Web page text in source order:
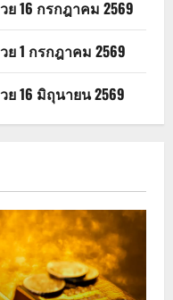
16 กรกฎาคม 2569
1 กรกฎาคม 2569
16 มิถุนายน 2569